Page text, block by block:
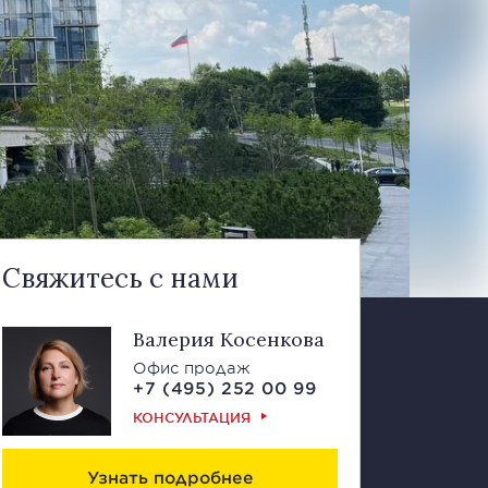
Свяжитесь с нами
Валерия Косенкова
Офис продаж
+7 (495) 252 00 99
КОНСУЛЬТАЦИЯ
Узнать подробнее